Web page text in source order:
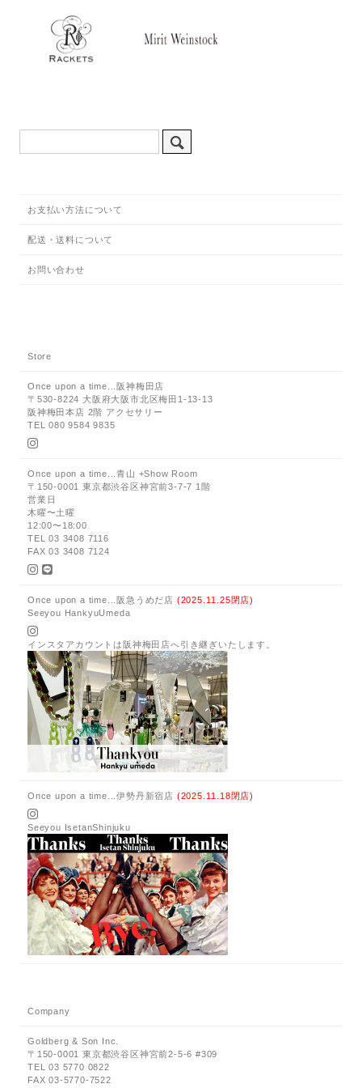
お支払い方法について
配送・送料について
お問い合わせ
Store
Once upon a time...阪神梅田店
〒530-8224 大阪府大阪市北区梅田1-13-13
阪神梅田本店 2階 アクセサリー
TEL 080 9584 9835
Once upon a time...青山 +Show Room
〒150-0001 東京都渋谷区神宮前3-7-7 1階
営業日
木曜〜土曜
12:00〜18:00
TEL 03 3408 7116
FAX 03 3408 7124
Once upon a time...阪急うめだ店 (2025.11.25閉店)
Seeyou HankyuUmeda
インスタアカウントは阪神梅田店へ引き継ぎいたします。
Once upon a time...伊勢丹新宿店 (2025.11.18閉店)
Seeyou IsetanShinjuku
Company
Goldberg & Son Inc.
〒150-0001 東京都渋谷区神宮前2-5-6 #309
TEL 03 5770 0822
FAX 03-5770-7522